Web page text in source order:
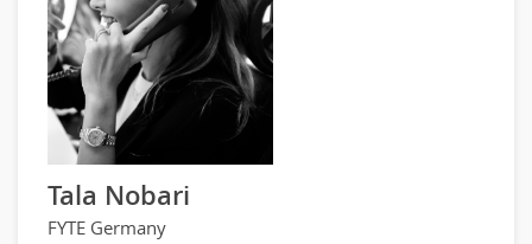
Tala Nobari
FYTE Germany